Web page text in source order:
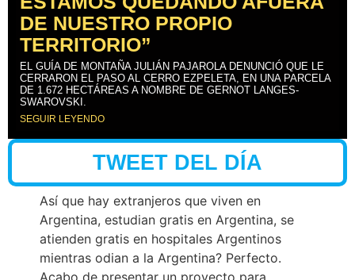
DE NUESTRO PROPIO
TERRITORIO”
EL GUÍA DE MONTAÑA JULIÁN PAJAROLA DENUNCIÓ QUE LE
CERRARON EL PASO AL CERRO EZPELETA, EN UNA PARCELA
DE 1.672 HECTÁREAS A NOMBRE DE GERNOT LANGES-
SWAROVSKI.
SEGUIR LEYENDO
TWEET DEL DÍA
Así que hay extranjeros que viven en
Argentina, estudian gratis en Argentina, se
atienden gratis en hospitales Argentinos
mientras odian a la Argentina? Perfecto.